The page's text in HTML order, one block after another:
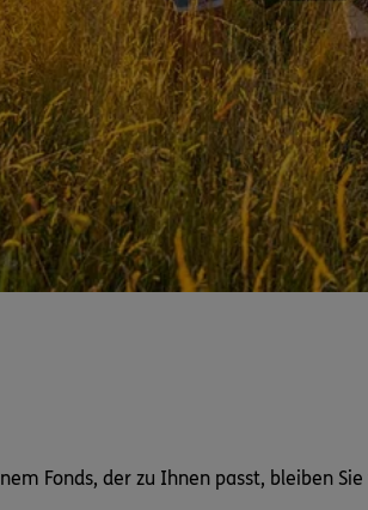
Fonds, der zu Ihnen passt, bleiben